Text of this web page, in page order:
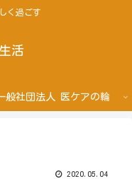
く過ごす
活
般社団法人 医ケアの輪
2020.05.04